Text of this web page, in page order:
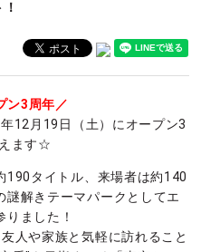
ン3周年／
12月19日（土）にオープン3
ます☆
190タイトル、来場者は約140
解きテーマパークとしてエ
ました！
人や家族と気軽に訪れること